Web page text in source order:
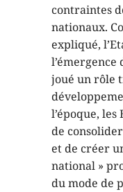
contraintes
nationaux.
expliqué,
l’émergence
joué un rôle
l’époque,
de
et de créer
national »
du mode de